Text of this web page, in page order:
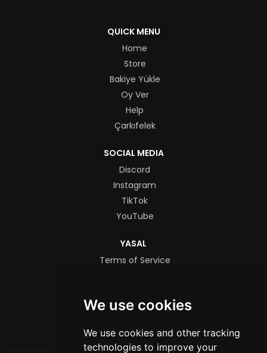
We use cookies
We use cookies and other tracking
technologies to improve your
QUICK MENU
Home
Store
Bakiye Yükle
Oy Ver
Help
Çarkıfelek
SOCIAL MEDIA
Discord
Instagram
TikTok
YouTube
YASAL
Terms of Service
FORMLAR